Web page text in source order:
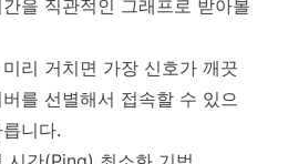
을 직관적인 그래프로 받아볼
리 거치면 가장 신호가 깨끗
를 선별해서 접속할 수 있으
니다.